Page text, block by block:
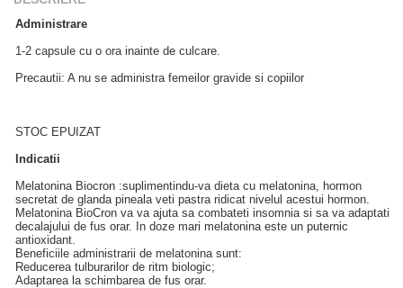
Administrare
1-2 capsule cu o ora inainte de culcare.
Precautii: A nu se administra femeilor gravide si copiilor
STOC EPUIZAT
Indicatii
Melatonina Biocron :suplimentindu-va dieta cu melatonina, hormon
secretat de glanda pineala veti pastra ridicat nivelul acestui hormon.
Melatonina BioCron va va ajuta sa combateti insomnia si sa va adaptati
decalajului de fus orar. In doze mari melatonina este un puternic
antioxidant.
Beneficiile administrarii de melatonina sunt:
Reducerea tulburarilor de ritm biologic;
Adaptarea la schimbarea de fus orar.